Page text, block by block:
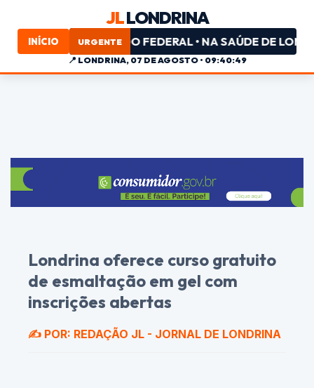
JLLONDRINA
INÍCIO URGENTE
PARA DEPUTADO FEDERAL • NA SAÚDE DE
📍 LONDRINA, 07 DE AGOSTO • 09:40:49
Londrina oferece curso gratuito
de esmaltação em gel com
inscrições abertas
✍️ POR: REDAÇÃO JL - JORNAL DE LONDRINA